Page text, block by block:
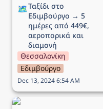
🗺️Ταξίδι στο
Εδιμβούργο → 5
ημέρες από 449€,
αεροπορικά και
διαμονή
Θεσσαλονίκη
Εδιμβούργο
Dec 13, 2024 6:54 AM
Ταξίδι στη Λυών (Αγίου